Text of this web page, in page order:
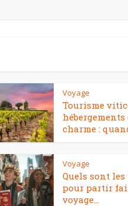
Voyage
Tourisme
hébergements
charme :
Voyage
Quels sont
pour partir
voyage...